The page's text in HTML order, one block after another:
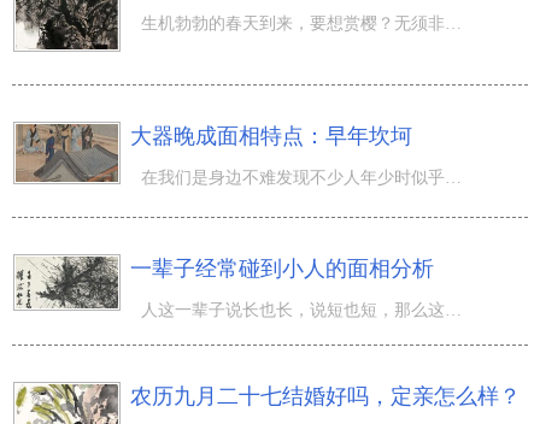
大器晚成面相特点：早年坎坷
一辈子经常碰到小人的面相分析
人这一辈子说长也长，说短也短，那么这辈子的时间那么长，我们会和无数人产生交际，有的人成为了一生的好友
农历九月二十七结婚好吗，定亲怎么样？